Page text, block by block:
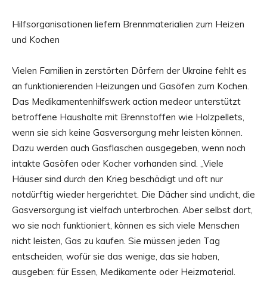
Hilfsorganisationen liefern Brennmaterialien zum Heizen
und Kochen
Vielen Familien in zerstörten Dörfern der Ukraine fehlt es
an funktionierenden Heizungen und Gasöfen zum Kochen.
Das Medikamentenhilfswerk action medeor unterstützt
betroffene Haushalte mit Brennstoffen wie Holzpellets,
wenn sie sich keine Gasversorgung mehr leisten können.
Dazu werden auch Gasflaschen ausgegeben, wenn noch
intakte Gasöfen oder Kocher vorhanden sind. „Viele
Häuser sind durch den Krieg beschädigt und oft nur
notdürftig wieder hergerichtet. Die Dächer sind undicht, die
Gasversorgung ist vielfach unterbrochen. Aber selbst dort,
wo sie noch funktioniert, können es sich viele Menschen
nicht leisten, Gas zu kaufen. Sie müssen jeden Tag
entscheiden, wofür sie das wenige, das sie haben,
ausgeben: für Essen, Medikamente oder Heizmaterial.